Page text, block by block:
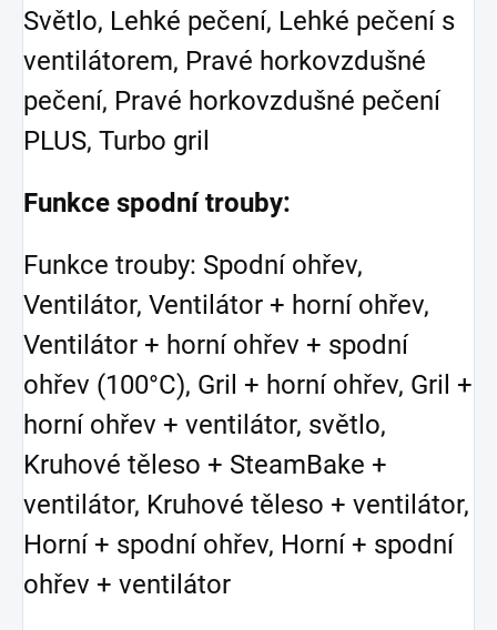
Světlo, Lehké pečení, Lehké pečení s
ventilátorem, Pravé horkovzdušné
pečení, Pravé horkovzdušné pečení
PLUS, Turbo gril
Funkce spodní trouby:
Funkce trouby: Spodní ohřev,
Ventilátor, Ventilátor + horní ohřev,
Ventilátor + horní ohřev + spodní
ohřev (100°C), Gril + horní ohřev, Gril +
horní ohřev + ventilátor, světlo,
Kruhové těleso + SteamBake +
ventilátor, Kruhové těleso + ventilátor,
Horní + spodní ohřev, Horní + spodní
ohřev + ventilátor